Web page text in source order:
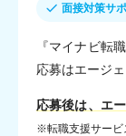
面接対策サ
『マイナビ転
応募はエージ
応募後は、エ
※転職支援サービ